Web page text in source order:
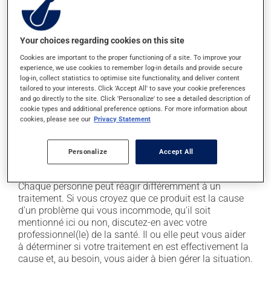
Ce médicament peut être pris avec ou sans nourriture,
sans égard aux repas ou aux collations.
Effets indésirables
En plus de ses effets recherchés, ce produit peut à
l'occasion entraîner certains effets indésirables (effets
secondaires), notamment :
il peut causer des nausées ou, rarement, des
vomissements.
Chaque personne peut réagir différemment à un
traitement. Si vous croyez que ce produit est la cause
d'un problème qui vous incommode, qu'il soit
mentionné ici ou non, discutez-en avec votre
professionnel(le) de la santé. Il ou elle peut vous aider
à déterminer si votre traitement en est effectivement la
cause et, au besoin, vous aider à bien gérer la situation.
Your choices regarding cookies on this site
Cookies are important to the proper functioning of a site. To improve your
experience, we use cookies to remember log-in details and provide secure
log-in, collect statistics to optimise site functionality, and deliver content
tailored to your interests. Click 'Accept All' to save your cookie preferences
and go directly to the site. Click 'Personalize' to see a detailed description of
cookie types and additional preference options. For more information about
cookies, please see our Privacy Statement
Personalize Accept All